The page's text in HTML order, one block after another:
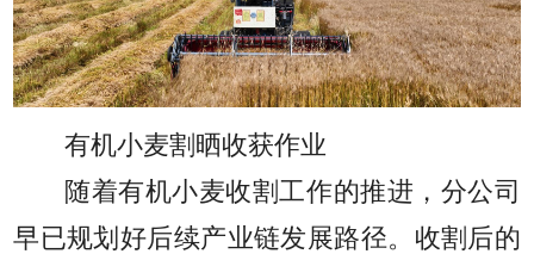
有机小麦割晒收获作业
随着有机小麦收割工作的推进，分公司
早已规划好后续产业链发展路径。收割后的